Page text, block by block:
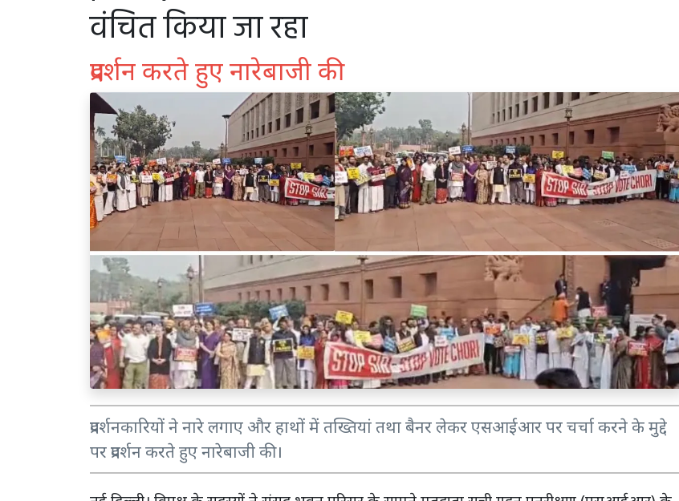
वंचित किया जा रहा
प्रदर्शन करते हुए नारेबाजी की
प्रदर्शनकारियों ने नारे लगाए और हाथों में तख्तियां तथा बैनर लेकर एसआईआर पर चर्चा करने के मुद्दे
पर प्रदर्शन करते हुए नारेबाजी की।